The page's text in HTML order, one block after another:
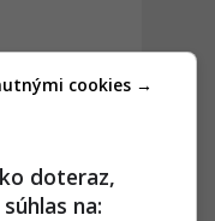
doteraz,
na:
cookies →